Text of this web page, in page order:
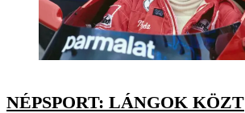
NÉPSPORT: LÁNGOK KÖZT